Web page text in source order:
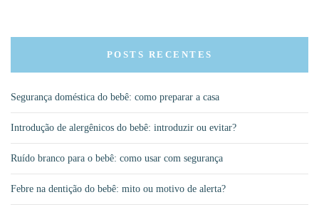
POSTS RECENTES
Segurança doméstica do bebê: como preparar a casa
Introdução de alergênicos do bebê: introduzir ou evitar?
Ruído branco para o bebê: como usar com segurança
Febre na dentição do bebê: mito ou motivo de alerta?